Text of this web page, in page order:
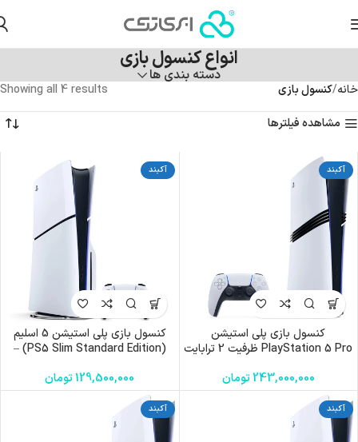
انواع کنسول بازی
دسته بندی ها
خانه کنسول بازی
Showing all 4 results
مشاهده فیلترها
آکبند
کنسول بازی پلی استیشن
PlayStation 5 Pro ظرفیت 2 ترابایت
243,000,000تومان
آکبند
کنسول بازی پلی استیشن 5 اسلیم
(PS5 Slim Standard Edition) –
129,500,000تومان
آکبند آکبند